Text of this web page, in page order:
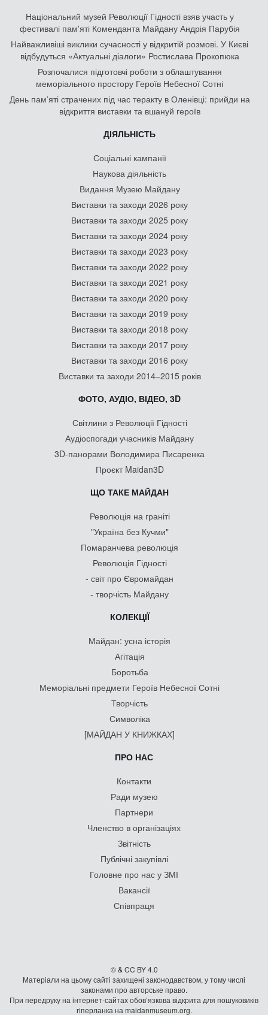
Національний музей Революції Гідності взяв участь у
фестивалі пам'яті Коменданта Майдану Андрія Парубія
Найважливіші виклики сучасності у відкритій розмові. У Києві
відбудуться «Актуальні діалоги» Ростислава Прокопюка
Розпочалися підготовчі роботи з облаштування
меморіального простору Героїв Небесної Сотні
День памʼяті страчених під час теракту в Оленівці: прийди на
відкриття виставки та вшануй героїв
ДІЯЛЬНІСТЬ
Соціальні кампанії
Наукова діяльність
Видання Музею Майдану
Виставки та заходи 2026 року
Виставки та заходи 2025 року
Виставки та заходи 2024 року
Виставки та заходи 2023 року
Виставки та заходи 2022 року
Виставки та заходи 2021 року
Виставки та заходи 2020 року
Виставки та заходи 2019 року
Виставки та заходи 2018 року
Виставки та заходи 2017 року
Виставки та заходи 2016 року
Виставки та заходи 2014–2015 років
ФОТО, АУДІО, ВІДЕО, 3D
Світлини з Революції Гідності
Аудіоспогади учасників Майдану
3D-панорами Володимира Писаренка
Проєкт Maidan3D
ЩО ТАКЕ МАЙДАН
Революція на граніті
"Україна без Кучми"
Помаранчева революція
Революція Гідності
- світ про Євромайдан
- творчість Майдану
КОЛЕКЦІЇ
Майдан: усна історія
Агітація
Боротьба
Меморіальні предмети Героїв Небесної Сотні
Творчість
Символіка
[МАЙДАН У КНИЖКАХ]
ПРО НАС
Контакти
Ради музею
Партнери
Членство в організаціях
Звітність
Публічні закупівлі
Головне про нас у ЗМІ
Вакансії
Співпраця
© & CC BY 4.0
Матеріали на цьому сайті захищені законодавством, у тому числі
законами про авторське право.
При передруку на iнтернет-сайтах обов’язкова відкрита для пошуковиків
гiперланка на maidanmuseum.org.